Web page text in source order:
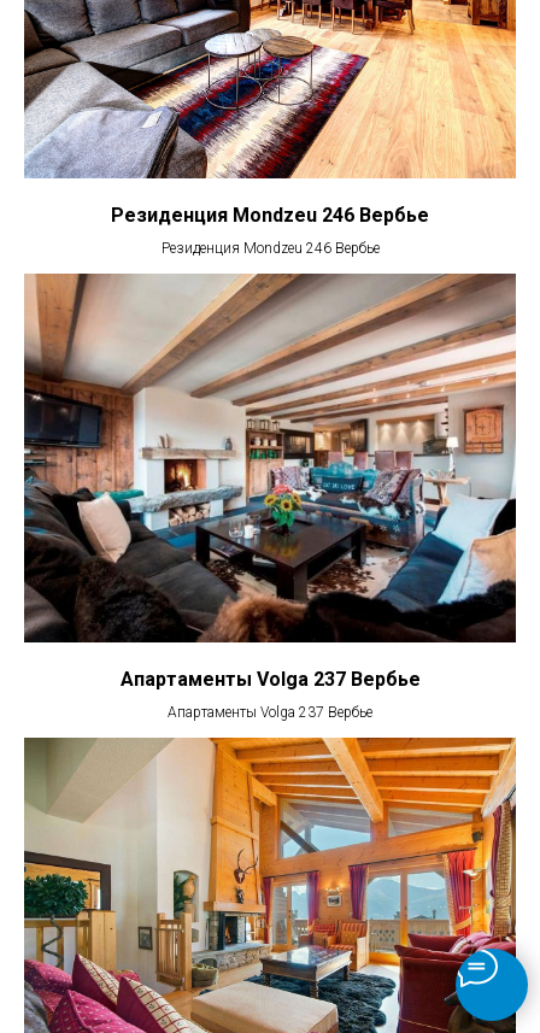
Резиденция Mondzeu 246 Вербье
Резиденция Mondzeu 246 Вербье
Апартаменты Volga 237 Вербье
Апартаменты Volga 237 Вербье